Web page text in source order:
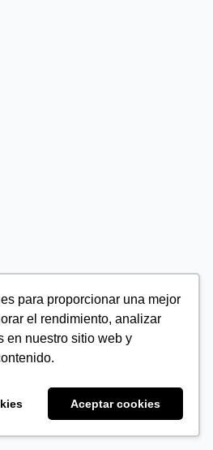
para proporcionar una mejor
el rendimiento, analizar
en nuestro sitio web y
Aceptar cookies